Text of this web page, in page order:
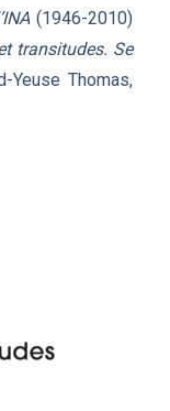
(1946-2010)
transitudes. Se
Yeuse Thomas,